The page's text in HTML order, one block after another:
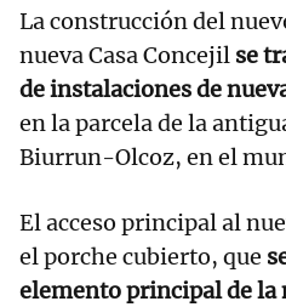
La construcción del
nueva Casa Concejil se
de instalaciones de
en la parcela de la
Biurrun-Olcoz, en el
El acceso principal al
el porche cubierto, que
elemento principal de la